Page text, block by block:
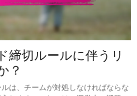
締切ルールに伴うリ
？
は、チームが対処しなければならな